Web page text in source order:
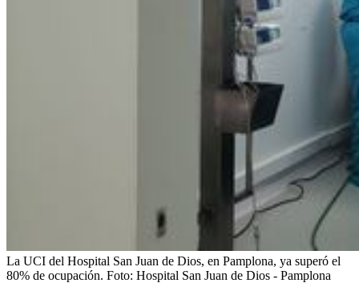
La UCI del Hospital San Juan de Dios, en Pamplona, ya superó el
80% de ocupación. Foto: Hospital San Juan de Dios - Pamplona